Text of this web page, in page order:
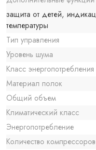
защита от детей,
температуры
Тип управления
Уровень шума
Класс энергопотребления
Материал полок
Общий объем
Климатический класс
Энергопотребление
Количество компрессоров